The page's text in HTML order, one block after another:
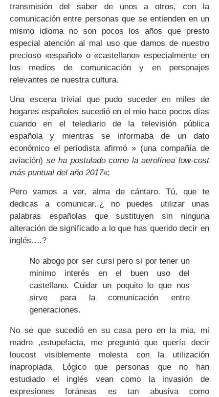
transmisión del saber de unos a otros, con la
comunicación entre personas que se entienden en un
mismo idioma no son pocos los años que presto
especial atención al mal uso que damos de nuestro
precioso «español» o «castellano» especialmente en
los medios de comunicación y en personajes
relevantes de nuestra cultura.
Una escena trivial que pudo suceder en miles de
hogares españoles sucedió en el mio hace pocos días
cuando en el telediario de la televisión pública
española y mientras se informaba de un dato
económico el periodista afirmó » (una compañía de
aviación) se ha postulado como la aerolínea low-cost
más puntual del año 2017«;
Pero vamos a ver, alma de cántaro. Tú, que te
dedicas a comunicar..¿ no puedes utilizar unas
palabras españolas que sustituyen sin ninguna
alteración de significado a lo que has querido decir en
inglés….?
No abogo por ser cursi pero si por tener un
minimo interés en el buen uso del
castellano. Cuidar un poquito lo que nos
sirve para la comunicación entre
generaciones.
No se que sucedió en su casa pero en la mia, mi
madre ,estupefacta, me preguntó que quería decir
loucost visiblemente molesta con la utilización
inapropiada. Lógico que personas que no han
estudiado el inglés vean como la invasión de
expresiones foráneas es tan abusiva como